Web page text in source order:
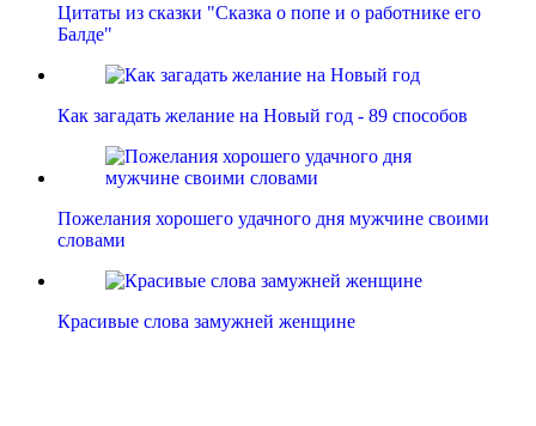
Цитаты из сказки "Сказка о попе и о работнике его
Балде"
Как загадать желание на Новый год - 89 способов
Пожелания хорошего удачного дня мужчине своими
словами
Красивые слова замужней женщине